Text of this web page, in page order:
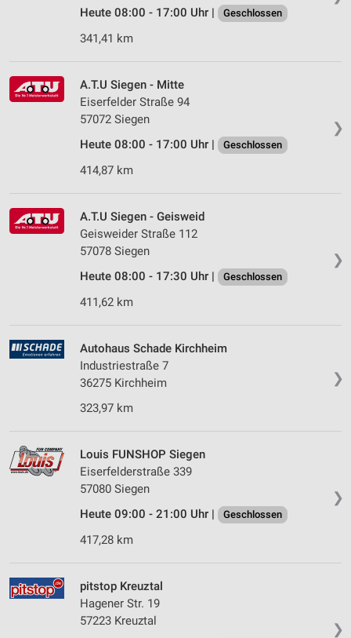
Heute 08:00 - 17:00 Uhr |
Geschlossen
341,41 km
❯
A.T.U Siegen - Mitte
Eiserfelder Straße 94
57072 Siegen
Heute 08:00 - 17:00 Uhr |
Geschlossen
414,87 km
❯
A.T.U Siegen - Geisweid
Geisweider Straße 112
57078 Siegen
Heute 08:00 - 17:30 Uhr |
Geschlossen
411,62 km
❯
Autohaus Schade Kirchheim
Industriestraße 7
36275 Kirchheim
323,97 km
❯
Louis FUNSHOP Siegen
Eiserfelderstraße 339
57080 Siegen
Heute 09:00 - 21:00 Uhr |
Geschlossen
417,28 km
❯
pitstop Kreuztal
Hagener Str. 19
57223 Kreuztal